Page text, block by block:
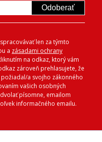
Odoberať
len za týmto
a zásadami ochrany
na odkaz, ktorý vám
zároveň prehlasujete, že
a svojho zákonného
vašich osobných
písomne, emailom
informačného emailu.